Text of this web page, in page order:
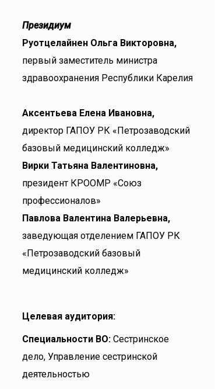
Президиум
Руотцелайнен Ольга Викторовна,
первый заместитель министра
здравоохранения Республики Карелия
Аксентьева Елена Ивановна,
директор ГАПОУ РК «Петрозаводский
базовый медицинский колледж»
Вирки Татьяна Валентиновна,
президент КРООМР «Союз
профессионалов»
Павлова Валентина Валерьевна,
заведующая отделением ГАПОУ РК
«Петрозаводский базовый
медицинский колледж»
Целевая аудитория:
Специальности ВО: Сестринское
дело, Управление сестринской
деятельностью